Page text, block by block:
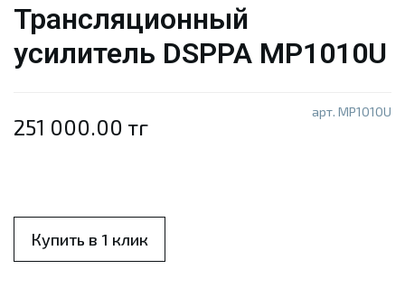
арт. MP1010U
Трансляционный
усилитель DSPPA MP1010U
251 000.00 тг
Купить в 1 клик